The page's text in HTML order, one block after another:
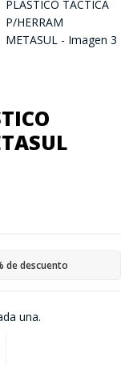
una.
de descuento